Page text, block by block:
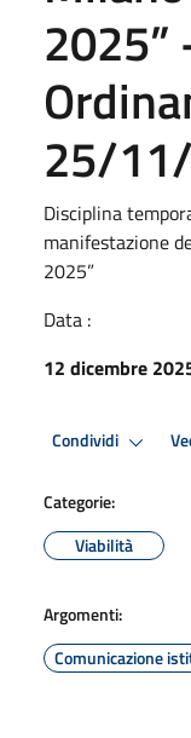
2025”
25/
Disciplina
manifestazione
2025”
Data :
12 dicembre
Condividi
Categorie:
Viabilità
Argomenti:
Comunicazione